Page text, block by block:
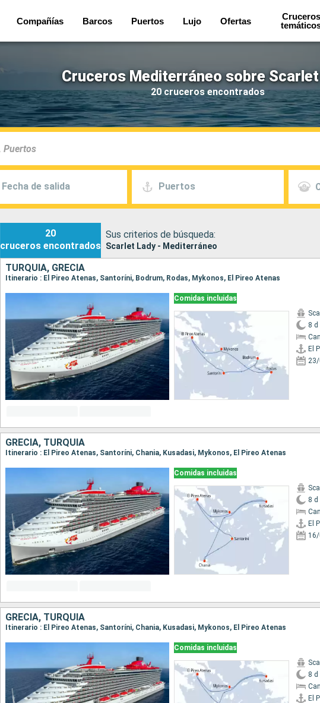
Compañías Barcos Puertos Lujo Ofertas
Cruceros
Cruceros Mediterráneo sobre Scarlet
20 cruceros encontrados
Fecha de salida Puertos
20
cruceros encontrados
Sus criterios de búsqueda:
Scarlet Lady - Mediterráneo
TURQUÍA, GRECIA
Itinerario : El Pireo Atenas, Santoríni, Bodrum, Rodas, Mykonos, El Pireo Atenas
Comidas incluidas
8 d
El
GRECIA, TURQUÍA
Itinerario : El Pireo Atenas, Santoríni, Chania, Kusadasi, Mykonos, El Pireo Atenas
Comidas incluidas
8 d
El
GRECIA, TURQUÍA
Itinerario : El Pireo Atenas, Santoríni, Chania, Kusadasi, Mykonos, El Pireo Atenas
Comidas incluidas
8 d
El